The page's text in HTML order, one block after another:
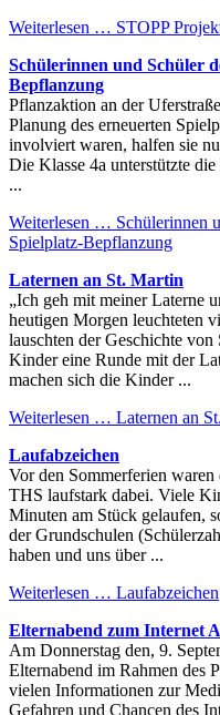
Weiterlesen … STOPP
Schülerinnen und Schüler
Bepflanzung
Pflanzaktion an der
Planung des erneuerten
involviert waren, halfen sie
Die Klasse 4a unterstützte
...
Weiterlesen … Schülerinnen
Spielplatz-Bepflanzung
Laternen an St. Martin
„Ich geh mit meiner Laterne
heutigen Morgen leuchteten
lauschten der Geschichte
Kinder eine Runde mit der
machen sich die Kinder ...
Weiterlesen … Laternen an
Laufabzeichen
Vor den Sommerferien
THS laufstark dabei. Viele
Minuten am Stück gelaufen,
der Grundschulen
haben und uns über ...
Weiterlesen … Laufabzeichen
Elternabend zum Internet
Am Donnerstag den, 9.
Elternabend im Rahmen
vielen Informationen zur
Gefahren und Chancen des